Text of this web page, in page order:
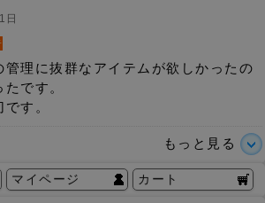
日
管理に抜群なアイテムが欲しかったの
です。
す。
もっと見る
マイページ カート